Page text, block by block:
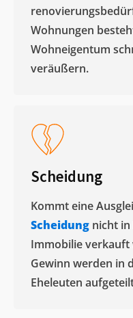
Wohnungen
Wohneigentum
veräußern. ​
Scheidung
Kommt eine
Scheidung nicht
Immobilie verkauft
Gewinn werden in
Eheleuten